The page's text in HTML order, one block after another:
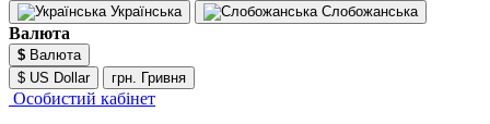
Українська
Слобожанська
Валюта
$ Валюта
$ US Dollar
грн. Гривня
Особистий кабінет